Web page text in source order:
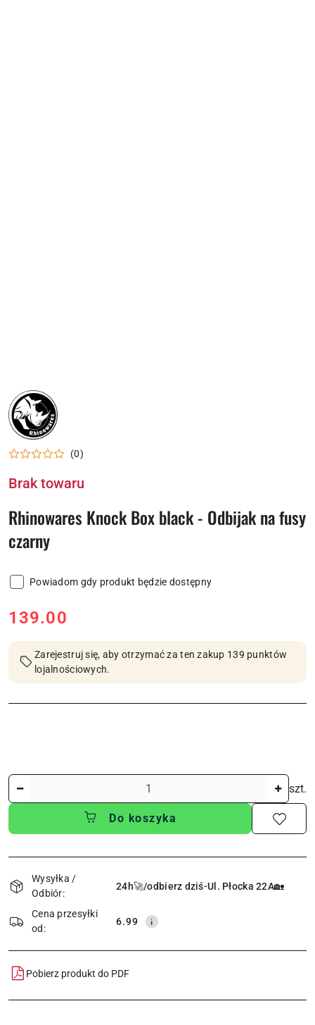
NAZWA
PRODUCENTA:
RHINOWARES
(0)
Brak towaru
Rhinowares Knock Box black - Odbijak na fusy
czarny
Powiadom gdy produkt będzie dostępny
cena:
139.00
Zarejestruj się, aby otrzymać za ten zakup 139 punktów
lojalnościowych.
szt.
Do koszyka
Dostępność
i
dostawa
Wysyłka /
Odbiór:
24h🚀/odbierz dziś-Ul. Płocka 22A🏡
Cena przesyłki
od:
6.99
Pobierz produkt do PDF